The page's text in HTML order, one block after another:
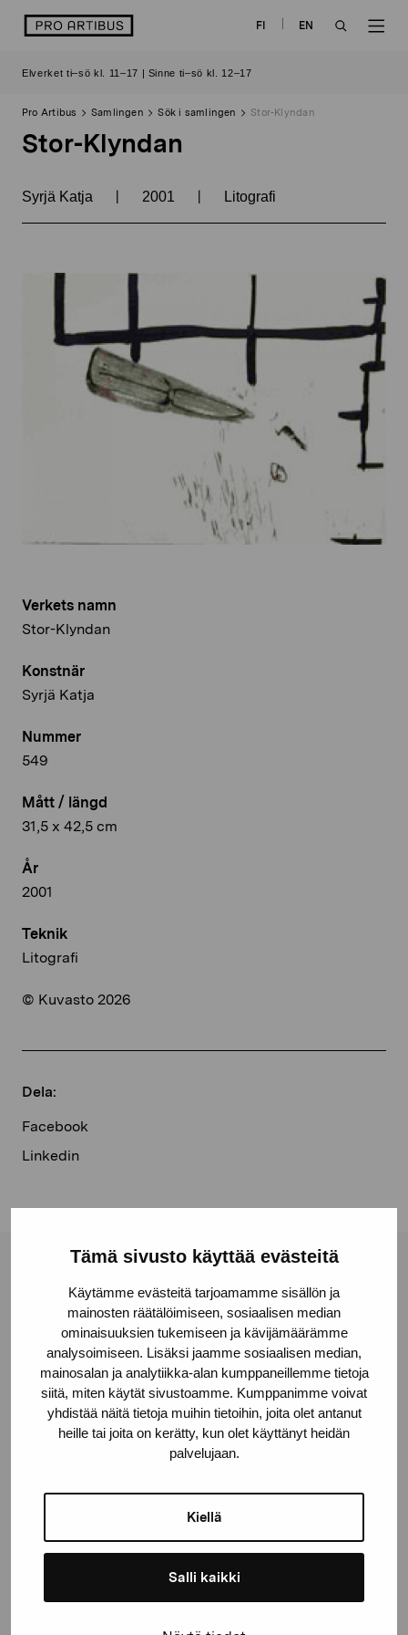
Tämä sivusto käyttää evästeitä
Käytämme evästeitä tarjoamamme sisällön ja
mainosten räätälöimiseen, sosiaalisen median
ominaisuuksien tukemiseen ja kävijämäärämme
analysoimiseen. Lisäksi jaamme sosiaalisen median,
mainosalan ja analytiikka-alan kumppaneillemme tietoja
siitä, miten käytät sivustoamme. Kumppanimme voivat
yhdistää näitä tietoja muihin tietoihin, joita olet antanut
heille tai joita on kerätty, kun olet käyttänyt heidän
palvelujaan.
Kiellä
Salli kaikki
logo FI
EN
Elverket ti–sö kl. 11–17 | Sinne ti–sö kl. 12–17
Pro Artibus Samlingen Sök i samlingen Stor-Klyndan
Stor-Klyndan
Syrjä Katja | 2001 | Litografi
Verkets namn
Stor-Klyndan
Konstnär
Syrjä Katja
Nummer
549
Mått / längd
31,5 x 42,5 cm
År
2001
Teknik
Litografi
© Kuvasto 2026
Dela:
Facebook
Linkedin
Stiftelsen Pro Artibus
Gustav Wasas gata 11
10600 Ekenäs
proartibus@proartibus.fi
+358 (0)50 371 6339